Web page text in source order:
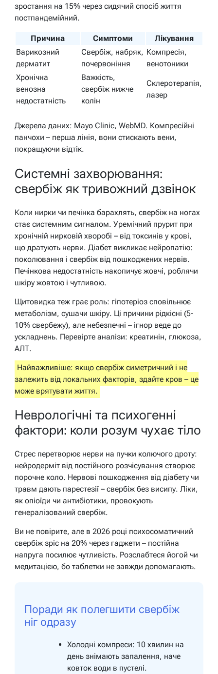
зростання на 15% через сидячий спосіб життя
постпандемійний.
Причина Симптоми
Лікування
Варикозний
дерматит
Свербіж, набряк,
почервоніння
Компресія,
венотоники
Хронічна
венозна
недостатність
Важкість,
свербіж нижче
колін
Склеротерапія,
лазер
Джерела даних: Mayo Clinic, WebMD. Компресійні
панчохи – перша лінія, вони стискають вени,
покращуючи відтік.
Системні захворювання:
свербіж як тривожний дзвінок
Коли нирки чи печінка барахлять, свербіж на ногах
стає системним сигналом. Уремічний прурит при
хронічній нирковій хворобі – від токсинів у крові,
що дратують нерви. Діабет викликає нейропатію:
поколювання і свербіж від пошкоджених нервів.
Печінкова недостатність накопичує жовчі, роблячи
шкіру жовтою і чутливою.
Щитовидка теж грає роль: гіпотеріоз сповільнює
метаболізм, сушачи шкіру. Ці причини рідкісні (5-
10% свербежу), але небезпечні – ігнор веде до
ускладнень. Перевірте аналізи: креатинін, глюкоза,
АЛТ.
Найважливіше: якщо свербіж симетричний і не
залежить від локальних факторів, здайте кров – це
може врятувати життя.
Неврологічні та психогенні
фактори: коли розум чухає тіло
Стрес перетворює нерви на пучки колючого дроту:
нейродерміт від постійного розчісування створює
порочне коло. Нервові пошкодження від діабету чи
травм дають парестезії – свербіж без висипу. Ліки,
як опіоїди чи антибіотики, провокують
генералізований свербіж.
Ви не повірите, але в 2026 році психосоматичний
свербіж зріс на 20% через гаджети – постійна
напруга посилює чутливість. Розслабтеся йогой чи
медитацією, бо таблетки не завжди допомагають.
Поради як полегшити свербіж
ніг одразу
Холодні компреси: 10 хвилин на
день знімають запалення, наче
ковток води в пустелі.